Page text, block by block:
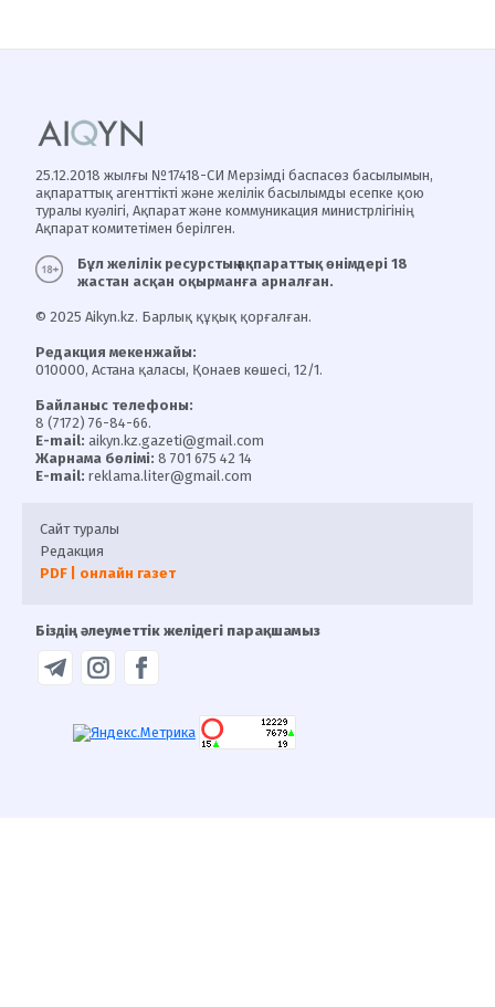
25.12.2018 жылғы №17418-СИ Мерзімді баспасөз басылымын,
ақпараттық агенттікті және желілік басылымды есепке қою
туралы куәлігі, Ақпарат және коммуникация министрлігінің
Ақпарат комитетімен берілген.
Бұл желілік ресурстың ақпараттық өнімдері 18
жастан асқан оқырманға арналған.
© 2025 Aikyn.kz. Барлық құқық қорғалған.
Редакция мекенжайы:
010000, Астана қаласы, Қонаев көшесі, 12/1.
Байланыс телефоны:
8 (7172) 76-84-66.
E-mail: aikyn.kz.gazeti@gmail.com
Жарнама бөлімі: 8 701 675 42 14
E-mail: reklama.liter@gmail.com
Сайт туралы
Редакция
PDF | онлайн газет
Біздің әлеуметтік желідегі парақшамыз